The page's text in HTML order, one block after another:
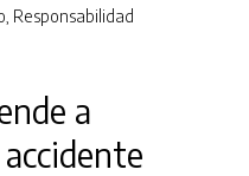
Responsabilidad
a